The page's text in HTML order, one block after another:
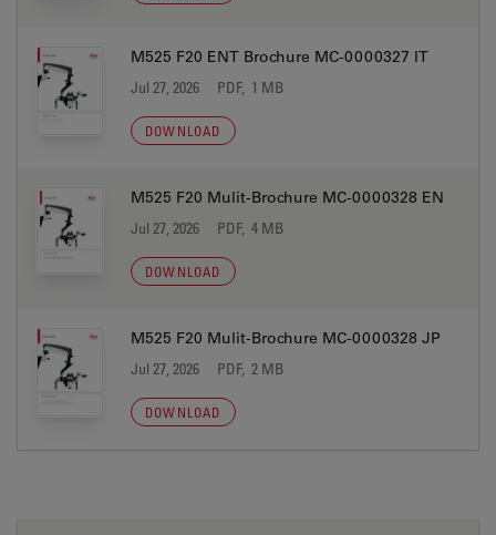
M525 F20 ENT Brochure MC-0000327 IT
Jul 27, 2026 PDF, 1 MB
DOWNLOAD
M525 F20 Mulit-Brochure MC-0000328 EN
Jul 27, 2026 PDF, 4 MB
DOWNLOAD
M525 F20 Mulit-Brochure MC-0000328 JP
Jul 27, 2026 PDF, 2 MB
DOWNLOAD